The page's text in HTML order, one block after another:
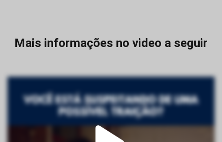
Mais informações no video a seguir